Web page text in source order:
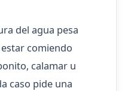
del agua pesa
comiendo
calamar u
caso pide una